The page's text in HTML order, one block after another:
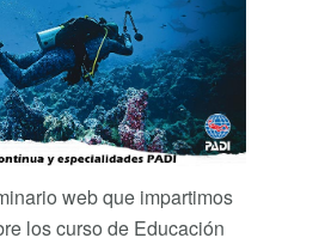
web que impartimos
los curso de Educación